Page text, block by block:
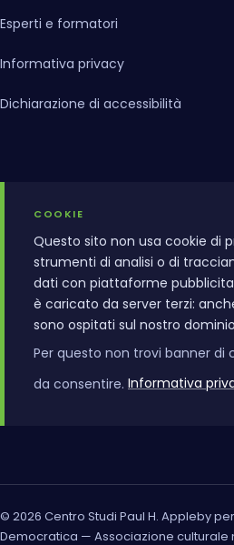
Esperti e formatori
Informativa privacy
Dichiarazione di accessibilità
COOKIE
Questo sito non usa cookie di
strumenti di analisi o di
dati con piattaforme
è caricato da server terzi:
sono ospitati sul nostro
Per questo non trovi banner di
da consentire. Informativa
© 2026 Centro Studi Paul H. Appleby
Democratica — Associazione culturale